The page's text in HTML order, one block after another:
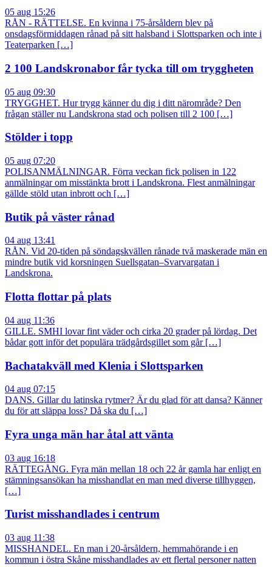
05 aug 15:26
RÅN - RÄTTELSE. En kvinna i 75-årsåldern blev på
onsdagsförmiddagen rånad på sitt halsband i Slottsparken och inte i
Teaterparken […]
2 100 Landskronabor får tycka till om tryggheten
05 aug 09:30
TRYGGHET. Hur trygg känner du dig i ditt närområde? Den
frågan ställer nu Landskrona stad och polisen till 2 100 […]
Stölder i topp
05 aug 07:20
POLISANMÄLNINGAR. Förra veckan fick polisen in 122
anmälningar om misstänkta brott i Landskrona. Flest anmälningar
gällde stöld utan inbrott och […]
Butik på väster rånad
04 aug 13:41
RÅN. Vid 20-tiden på söndagskvällen rånade två maskerade män en
mindre butik vid korsningen Suellsgatan–Svarvargatan i
Landskrona.
Flotta flottar på plats
04 aug 11:36
GILLE. SMHI lovar fint väder och cirka 20 grader på lördag. Det
bådar gott inför det populära trädgårdsgillet som går […]
Bachatakväll med Klenia i Slottsparken
04 aug 07:15
DANS. Gillar du latinska rytmer? Är du glad för att dansa? Känner
du för att släppa loss? Då ska du […]
Fyra unga män har åtal att vänta
03 aug 16:18
RÄTTEGÅNG. Fyra män mellan 18 och 22 år gamla har enligt en
stämningsansökan ha misshandlat en man med diverse tillhyggen,
[…]
Turist misshandlades i centrum
03 aug 11:38
MISSHANDEL. En man i 20-årsåldern, hemmahörande i en
kommun i östra Skåne misshandlades av ett flertal personer natten